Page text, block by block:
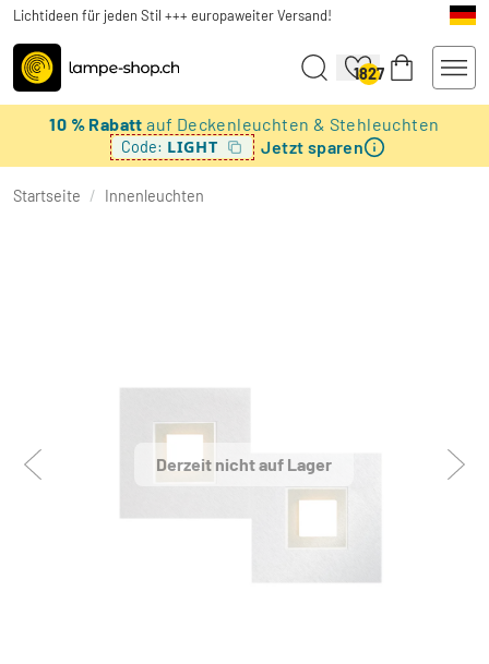
Lichtideen für jeden Stil +++ europaweiter Versand!
1827
10 % Rabattauf Deckenleuchten & Stehleuchten
Code: LIGHT Jetzt sparen
Startseite / Innenleuchten
Derzeit nicht auf Lager